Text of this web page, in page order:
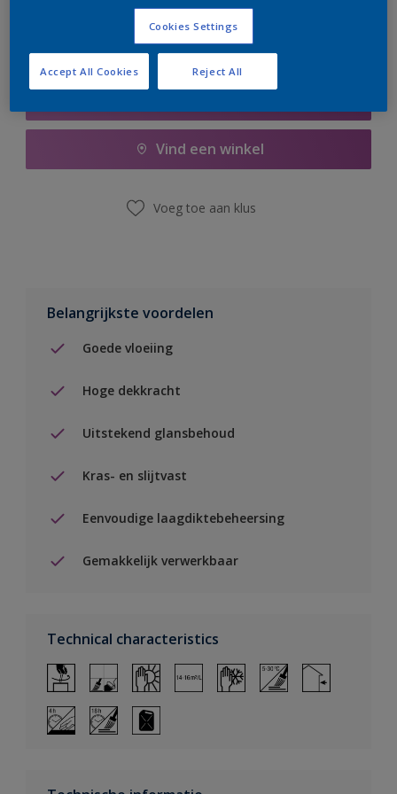
Vind een winkel
Voeg toe aan klus
Belangrijkste voordelen
Goede vloeiing
Hoge dekkracht
Uitstekend glansbehoud
Kras- en slijtvast
Eenvoudige laagdiktebeheersing
Gemakkelijk verwerkbaar
Technical characteristics
Cookies Settings
Reject All
Accept All Cookies